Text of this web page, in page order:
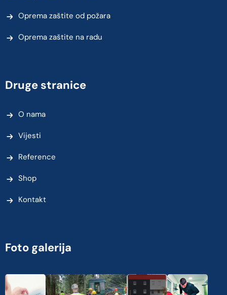
Oprema zaštite od požara
Oprema zaštite na radu
Druge stranice
O nama
Vijesti
Reference
Shop
Kontakt
Foto galerija